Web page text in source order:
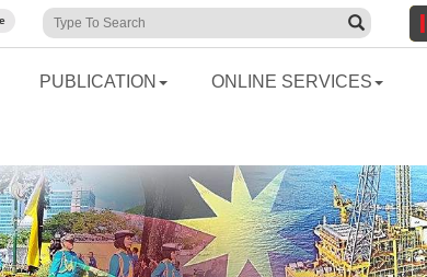
PUBLICATION ONLINE SERVICES